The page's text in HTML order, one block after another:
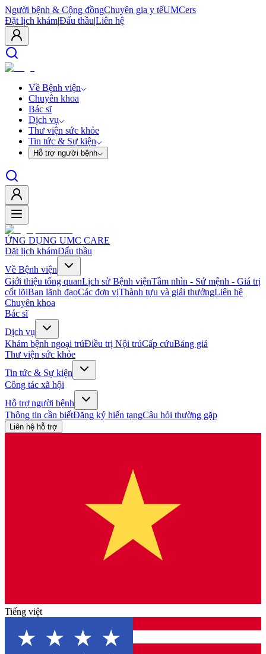
Người bệnh & Cộng đồngChuyên gia y tếUMCers
Đặt lịch khám|Đấu thầu|Liên hệ
Về Bệnh viện
Chuyên khoa
Bác sĩ
Dịch vụ
Thư viện sức khỏe
Tin tức & Sự kiện
Hỗ trợ người bệnh
ỨNG DỤNG UMC CARE
Đặt lịch khámĐấu thầu
Về Bệnh viện
Giới thiệu tổng quanLịch sử Bệnh việnTầm nhìn - Sứ mệnh - Giá trị
cốt lõiBan lãnh đạoCác đơn vịThành tựu và giải thưởngLiên hệ
Chuyên khoa
Bác sĩ
Dịch vụ
Khám bệnh ngoại trúĐiều trị Nội trúCấp cứuBảng giá
Thư viện sức khỏe
Tin tức & Sự kiện
Công tác xã hội
Hỗ trợ người bệnh
Thông tin cần biếtĐăng ký hiến tạngCâu hỏi thường gặp
Liên hệ hỗ trợ
Tiếng việt